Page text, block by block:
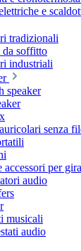
e
tradizionali
soffitto
industriali
speaker
senza
accessori per
audio
musicali
audio